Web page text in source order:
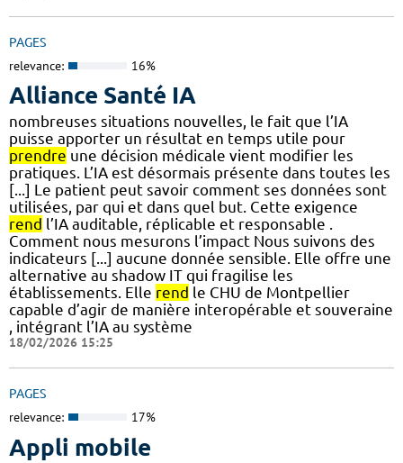
PAGES
relevance: 16%
Alliance Santé IA
nombreuses situations nouvelles, le fait que l’IA
puisse apporter un résultat en temps utile pour
prendre une décision médicale vient modifier les
pratiques. L’IA est désormais présente dans toutes les
[...] Le patient peut savoir comment ses données sont
utilisées, par qui et dans quel but. Cette exigence
rend l’IA auditable, réplicable et responsable .
Comment nous mesurons l’impact Nous suivons des
indicateurs [...] aucune donnée sensible. Elle offre une
alternative au shadow IT qui fragilise les
établissements. Elle rend le CHU de Montpellier
capable d’agir de manière interopérable et souveraine
, intégrant l’IA au système
18/02/2026 15:25
PAGES
relevance: 17%
Appli mobile